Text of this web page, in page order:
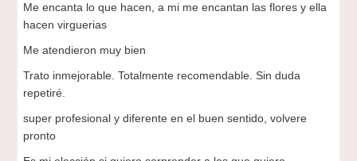
Me encanta lo que hacen, a mi me encantan las flores y ella
hacen virguerias
Me atendieron muy bien
Trato inmejorable. Totalmente recomendable. Sin duda
repetiré.
super profesional y diferente en el buen sentido, volvere
pronto